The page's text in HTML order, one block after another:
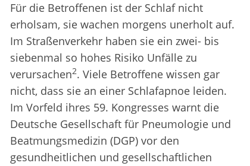
Für die Betroffenen ist der Schlaf nicht
erholsam, sie wachen morgens unerholt auf.
Im Straßenverkehr haben sie ein zwei- bis
siebenmal so hohes Risiko Unfälle zu
verursachen2. Viele Betroffene wissen gar
nicht, dass sie an einer Schlafapnoe leiden.
Im Vorfeld ihres 59. Kongresses warnt die
Deutsche Gesellschaft für Pneumologie und
Beatmungsmedizin (DGP) vor den
gesundheitlichen und gesellschaftlichen